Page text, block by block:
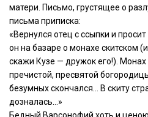
матери. Письмо, грустящее о
письма приписка:
«Вернулся отец с ссыпки и
он на базаре о монахе скитском
скажи Кузе — дружок его!). Монах
пречистой, пресвятой
безумных скончался… В скиту
дозналась…»
Бедный Варсонофий хоть и